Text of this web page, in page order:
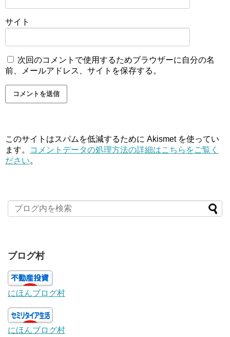
サイト
次回のコメントで使用するためブラウザーに自分の名
前、メールアドレス、サイトを保存する。
このサイトはスパムを低減するために Akismet を使ってい
ます。
コメントデータの処理方法の詳細はこちらをご覧く
ださい。
ブログ村
にほんブログ村
にほんブログ村